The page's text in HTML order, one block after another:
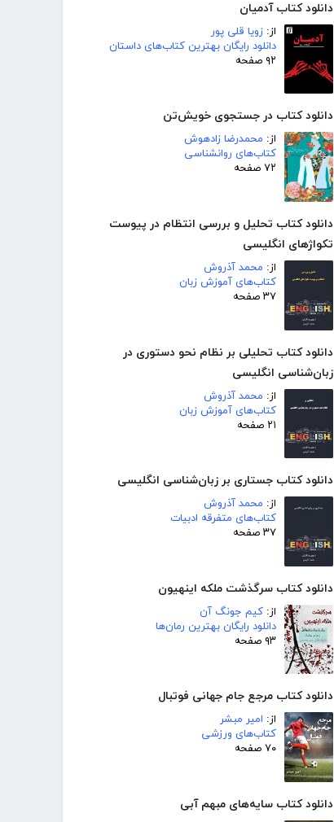
دانلود کتاب آدمیان
از: زویا قلی پور
دانلود رایگان بهترین کتاب‌های داستان
۹۲ صفحه
دانلود کتاب در جستجوی خویش‌تن
از: محمدرضا زادهوش
کتاب‌های روانشناسی
۷۲ صفحه
دانلود کتاب تحلیل و بررسی انتظام در پیوست
تکواژهای انگلیسی
از: محمد آذروش
کتاب‌های آموزش زبان
۳۷ صفحه
دانلود کتاب تحلیلی بر نظام نحو دستوری در
زبان‌شناسی انگلیسی
از: محمد آذروش
کتاب‌های آموزش زبان
۲۱ صفحه
دانلود کتاب جستاری بر زبان‌شناسی انگلیسی
از: محمد آذروش
کتاب‌های متفرقه ادبیات
۳۷ صفحه
دانلود کتاب سرگذشت ملکه اینهیون
از: کیم جونگ آن
دانلود رایگان بهترین رمان‌ها
۹۳ صفحه
دانلود کتاب مرجع جام جهانی فوتبال
از: امیر مبشر
کتاب‌های ورزشی
۷۰ صفحه
دانلود کتاب سایه‌های مبهم آبی